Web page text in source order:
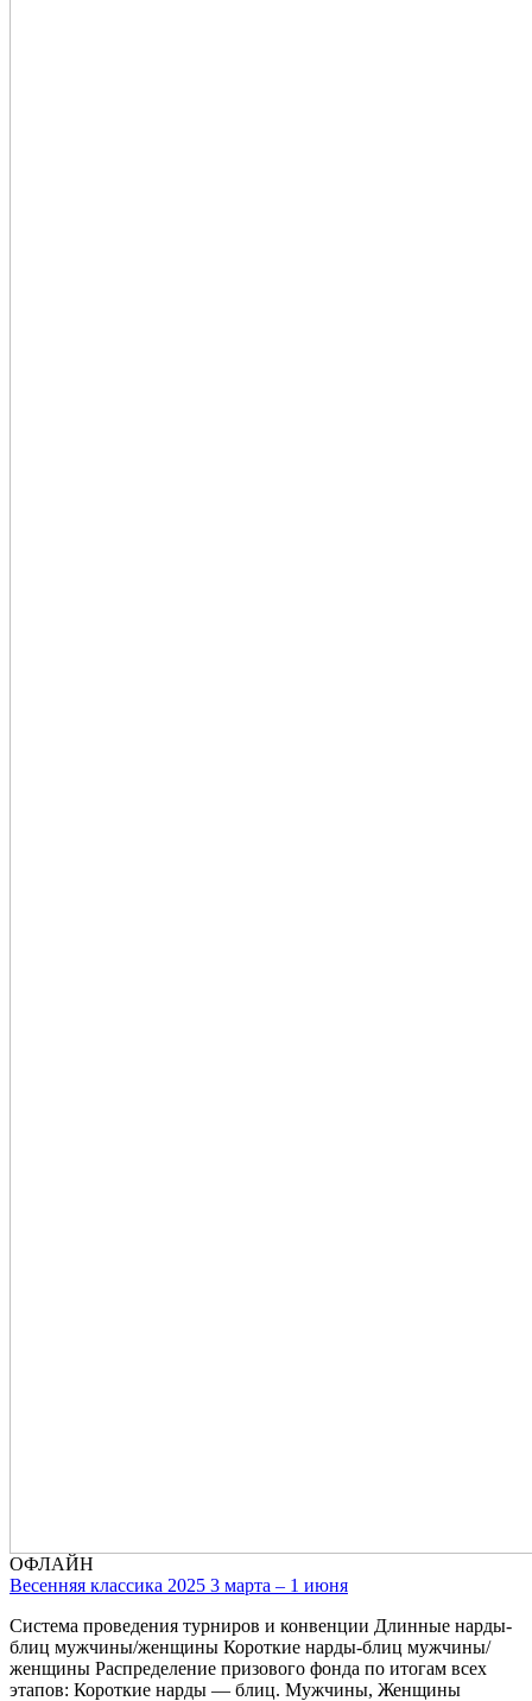
ОФЛАЙН
Весенняя классика 2025 3 марта – 1 июня
Система проведения турниров и конвенции Длинные нарды-
блиц мужчины/женщины Короткие нарды-блиц мужчины/
женщины Распределение призового фонда по итогам всех
этапов: Короткие нарды — блиц. Мужчины, Женщины